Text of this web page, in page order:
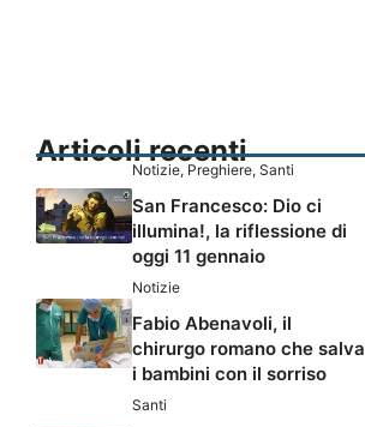
Articoli recenti
Notizie, Preghiere, Santi
San Francesco: Dio ci
illumina!, la riflessione di
oggi 11 gennaio
Notizie
Fabio Abenavoli, il
chirurgo romano che salva
i bambini con il sorriso
Santi